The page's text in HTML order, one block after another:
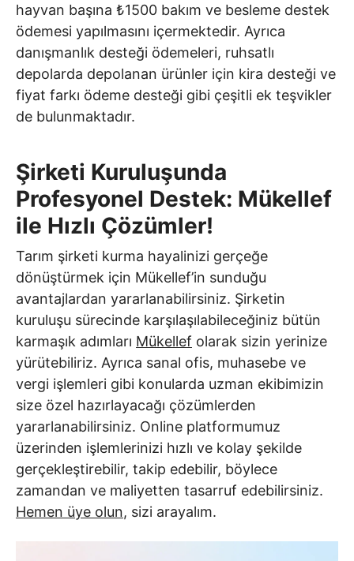
hayvan başına ₺1500 bakım ve besleme destek
ödemesi yapılmasını içermektedir. Ayrıca
danışmanlık desteği ödemeleri, ruhsatlı
depolarda depolanan ürünler için kira desteği ve
fiyat farkı ödeme desteği gibi çeşitli ek teşvikler
de bulunmaktadır.
Şirketi Kuruluşunda
Profesyonel Destek: Mükellef
ile Hızlı Çözümler!
Tarım şirketi kurma hayalinizi gerçeğe
dönüştürmek için Mükellef’in sunduğu
avantajlardan yararlanabilirsiniz. Şirketin
kuruluşu sürecinde karşılaşılabileceğiniz bütün
karmaşık adımları Mükellef olarak sizin yerinize
yürütebiliriz. Ayrıca sanal ofis, muhasebe ve
vergi işlemleri gibi konularda uzman ekibimizin
size özel hazırlayacağı çözümlerden
yararlanabilirsiniz. Online platformumuz
üzerinden işlemlerinizi hızlı ve kolay şekilde
gerçekleştirebilir, takip edebilir, böylece
zamandan ve maliyetten tasarruf edebilirsiniz.
Hemen üye olun, sizi arayalım.